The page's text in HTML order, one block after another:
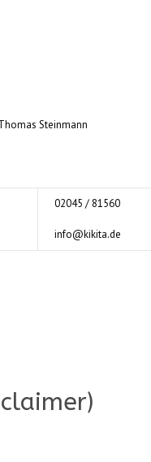
Steinmann
02045 / 81560
info@kikita.de